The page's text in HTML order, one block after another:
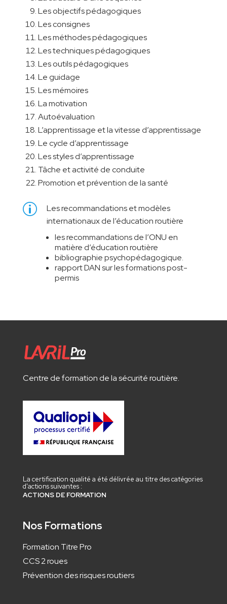
Les objectifs pédagogiques
Les consignes
Les méthodes pédagogiques
Les techniques pédagogiques
Les outils pédagogiques
Le guidage
Les mémoires
La motivation
Autoévaluation
L’apprentissage et la vitesse d’apprentissage
Le cycle d’apprentissage
Les styles d’apprentissage
Tâche et activité de conduite
Promotion et prévention de la santé
p
Les recommandations et modèles
internationaux de l’éducation routière
les recommandations de l’ONU en
matière d’éducation routière
bibliographie psychopédagogique.
rapport DAN sur les formations post-
permis
Centre de formation de la sécurité routière.
La certification qualité a été délivrée au titre des catégories
d'actions suivantes :
ACTIONS DE FORMATION
Nos Formations
Formation Titre Pro
CCS 2 roues
Prévention des risques routiers